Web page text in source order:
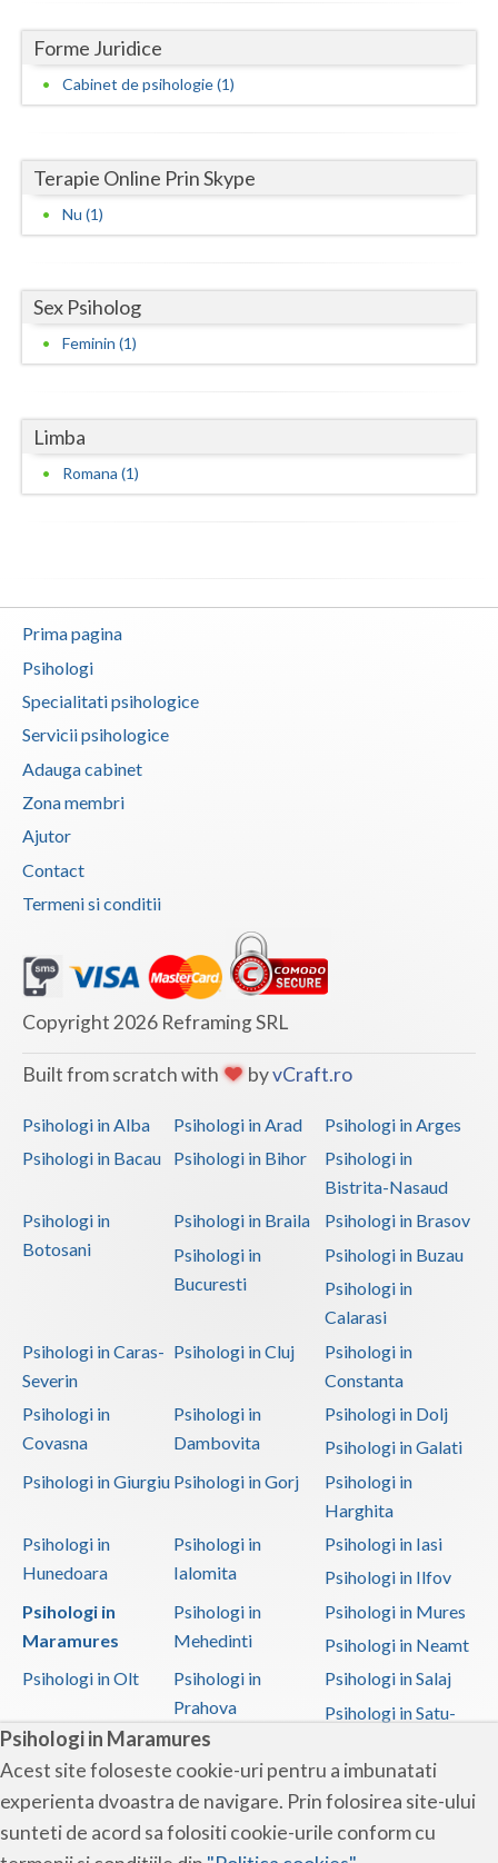
Psihologi in Maramures
Acest site foloseste cookie-uri pentru a imbunatati
experienta dvoastra de navigare. Prin folosirea site-ului
sunteti de acord sa folositi cookie-urile conform cu
Harghita
Iasi
Ilfov
Mehedinti
Mures
Prahova
Sibiu
Suceava
Timis
Tulcea
Vaslui
Forme Juridice
Cabinet de psihologie (1)
Terapie Online Prin Skype
Nu (1)
Sex Psiholog
Feminin (1)
Limba
Romana (1)
Prima pagina
Psihologi
Specialitati psihologice
Servicii psihologice
Adauga cabinet
Zona membri
Ajutor
Contact
Termeni si conditii
Copyright 2026 Reframing SRL
Built from scratch with byvCraft.ro
Psihologi in Alba Psihologi in Arad
Psihologi in Arges
Psihologi in Bacau
Psihologi in Bihor
Psihologi in
Bistrita-Nasaud
Psihologi in
Botosani
Psihologi in Braila
Psihologi in Brasov
Psihologi in
Bucuresti
Psihologi in Buzau
Psihologi in
Calarasi
Psihologi in Caras-
Severin
Psihologi in Cluj
Psihologi in
Constanta
Psihologi in
Covasna
Psihologi in
Dambovita
Psihologi in Dolj
Psihologi in Galati
Psihologi in Giurgiu Psihologi in Gorj
Psihologi in
Harghita
Psihologi in
Hunedoara
Psihologi in
Ialomita
Psihologi in Iasi
Psihologi in Ilfov
Psihologi in
Maramures
Psihologi in
Mehedinti
Psihologi in Mures
Psihologi in Neamt
Psihologi in Olt
Psihologi in
Prahova
Psihologi in Salaj
Psihologi in Satu-
Psihologi in Sibiu
Psihologi in
Suceava
Psihologi in
Teleorman
Psihologi in Timis
Psihologi in Tulcea Psihologi in Valcea